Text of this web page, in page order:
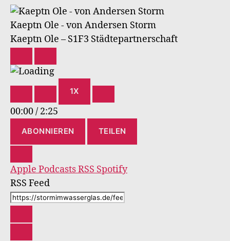
Kaeptn Ole - von Andersen Storm
Kaeptn Ole – S1F3 Städtepartnerschaft
EPISODEEPISODE
1X
00:00/ 2:25
ABONNIEREN TEILEN
Apple PodcastsRSS Spotify
RSS Feed